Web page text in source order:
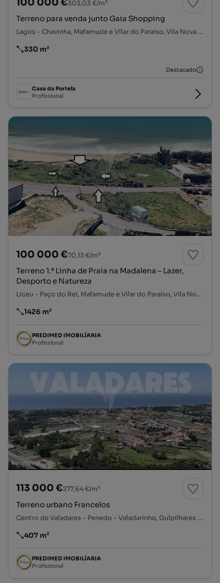
303,03 €/m²
Terreno para venda junto Gaia Shopping
Lagos - Chavinha, Mafamude e Vilar do Paraíso, Vila Nova de Gaia, Porto
Preço por metro quadrado
330 m²
Destacado
Casa da Portela
Profissional
100 000 €70,13 €/m²
Terreno 1.ª Linha de Praia na Madalena – Lazer,
Desporto e Natureza
Liceu - Paço do Rei, Mafamude e Vilar do Paraíso, Vila Nova de Gaia, Porto
Preço por metro quadrado
1426 m²
PREDIMED IMOBILÍARIA
Profissional
113 000 €277,64 €/m²
Terreno urbano Francelos
Centro de Valadares - Penedo - Valadarinho, Gulpilhares e Valadares, Vila Nova de Gaia, Porto
Preço por metro quadrado
407 m²
PREDIMED IMOBILÍARIA
Profissional